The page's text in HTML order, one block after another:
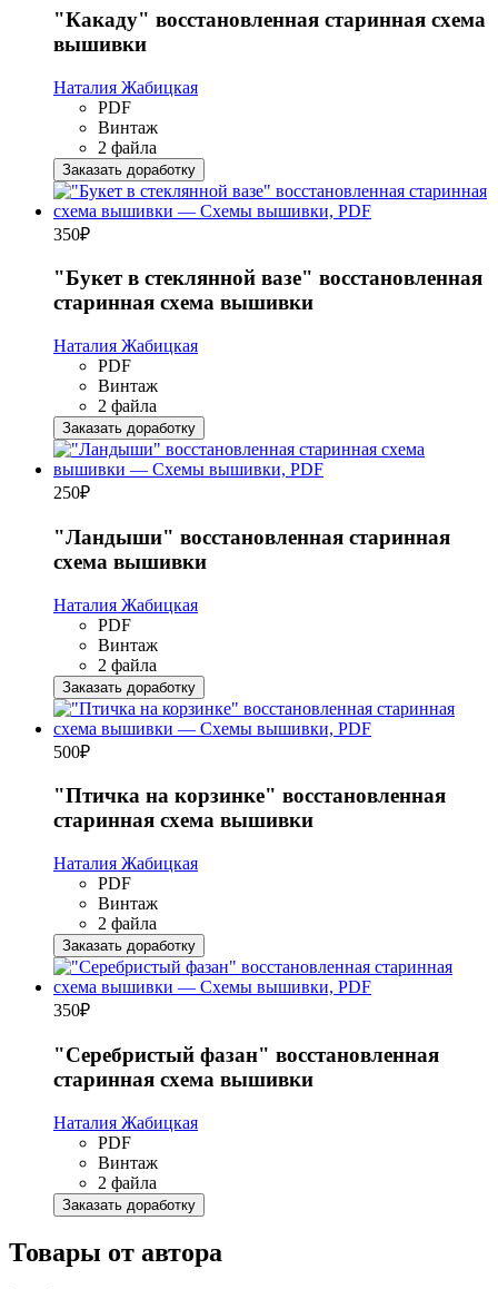
"Какаду" восстановленная старинная схема
вышивки
Наталия Жабицкая
PDF
Винтаж
2 файла
Заказать доработку
350₽
"Букет в стеклянной вазе" восстановленная
старинная схема вышивки
Наталия Жабицкая
PDF
Винтаж
2 файла
Заказать доработку
250₽
"Ландыши" восстановленная старинная
схема вышивки
Наталия Жабицкая
PDF
Винтаж
2 файла
Заказать доработку
500₽
"Птичка на корзинке" восстановленная
старинная схема вышивки
Наталия Жабицкая
PDF
Винтаж
2 файла
Заказать доработку
350₽
"Серебристый фазан" восстановленная
старинная схема вышивки
Наталия Жабицкая
PDF
Винтаж
2 файла
Заказать доработку
Товары от автора